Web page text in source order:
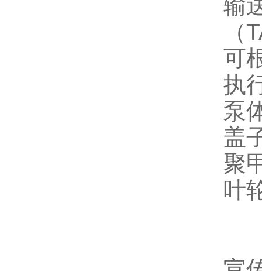
输
（
可
执
泵
盖
聚
叶